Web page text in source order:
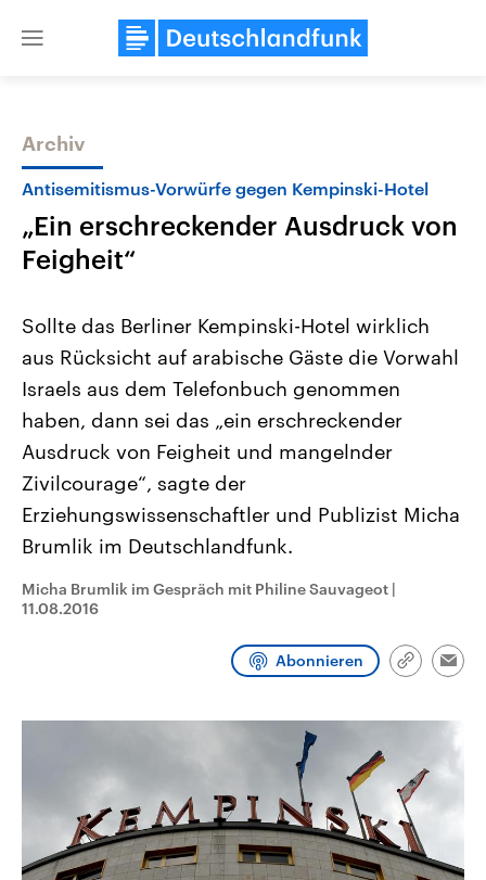
Close
Themen
Landtagswahl Sachsen-Anhalt
2026
Alle Informationen
Sachsen-Anhalt wählt am 6.
September 2026 einen neuen
Landtag. Seit 2021 wird das
Bundesland von einer Koalition aus
CDU, SPD und FDP regiert.-
Umfragen, Prognosen,
Wahlprogramme, aktuelle Berichte
und Hintergründe zu den Parteien
Wahl.
Aktuelle Beiträge,
Hintergründe
Wirtschaftlich und
gehören die Vereinigten
den mächtigsten Ländern
Sendungen Programm Podcasts
Audio-Archiv
Archiv
Antisemitismus-Vorwürfe gegen Kempinski-Hotel
„Ein erschreckender Ausdruck von
Feigheit“
Sollte das Berliner Kempinski-Hotel wirklich
aus Rücksicht auf arabische Gäste die Vorwahl
Israels aus dem Telefonbuch genommen
haben, dann sei das „ein erschreckender
Ausdruck von Feigheit und mangelnder
Zivilcourage“, sagte der
Erziehungswissenschaftler und Publizist Micha
Brumlik im Deutschlandfunk.
Micha Brumlik im Gespräch mit Philine Sauvageot |
11.08.2016
Abonnieren
Link